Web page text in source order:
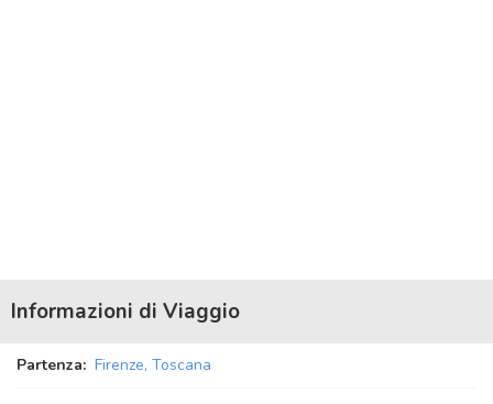
Informazioni di Viaggio
Partenza: Firenze, Toscana